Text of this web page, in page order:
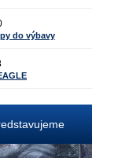
do výbavy